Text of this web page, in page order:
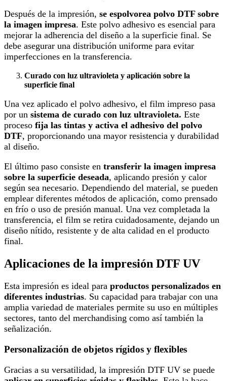
Después de la impresión, se espolvorea polvo DTF sobre
la imagen impresa. Este polvo adhesivo es esencial para
mejorar la adherencia del diseño a la superficie final. Se
debe asegurar una distribución uniforme para evitar
imperfecciones en la transferencia.
Curado con luz ultravioleta y aplicación sobre la
superficie final
Una vez aplicado el polvo adhesivo, el film impreso pasa
por un sistema de curado con luz ultravioleta. Este
proceso fija las tintas y activa el adhesivo del polvo
DTF, proporcionando una mayor resistencia y durabilidad
al diseño.
El último paso consiste en transferir la imagen impresa
sobre la superficie deseada, aplicando presión y calor
según sea necesario. Dependiendo del material, se pueden
emplear diferentes métodos de aplicación, como prensado
en frío o uso de presión manual. Una vez completada la
transferencia, el film se retira cuidadosamente, dejando un
diseño nítido, resistente y de alta calidad en el producto
final.
Aplicaciones de la impresión DTF UV
Esta impresión es ideal para productos personalizados en
diferentes industrias. Su capacidad para trabajar con una
amplia variedad de materiales permite su uso en múltiples
sectores, tanto del merchandising como así también la
señalización.
Personalización de objetos rígidos y flexibles
Gracias a su versatilidad, la impresión DTF UV se puede